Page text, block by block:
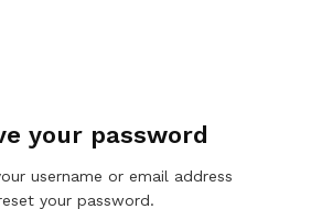
your password
username or email address
your password.